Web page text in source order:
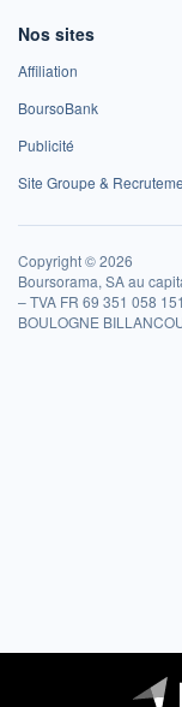
Nos sites
Affiliation
BoursoBank
Publicité
Site Groupe &
Copyright © 2026
Boursorama, SA au
– TVA FR 69 351 058
BOULOGNE